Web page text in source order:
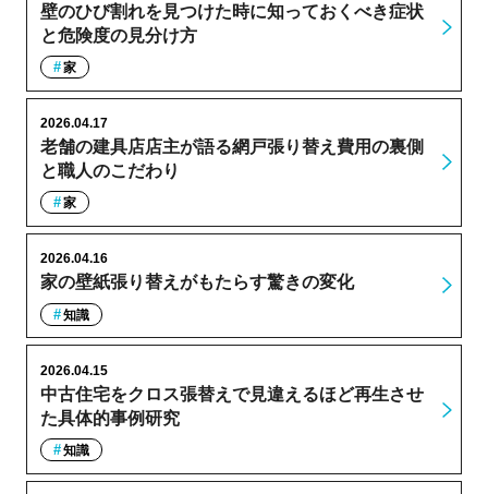
壁のひび割れを見つけた時に知っておくべき症状
と危険度の見分け方
家
老舗の建具店店主が語る網戸張り替え費用の裏側
と職人のこだわり
2026.04.17
家
家の壁紙張り替えがもたらす驚きの変化
2026.04.16
知識
中古住宅をクロス張替えで見違えるほど再生させ
た具体的事例研究
2026.04.15
知識